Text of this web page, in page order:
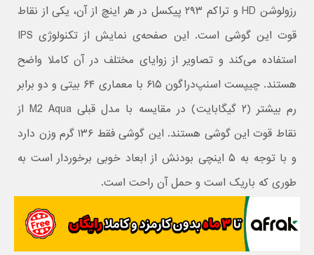
رزولوشن HD و تراکم ۲۹۳ پیکسل در هر اینچ از آن، یکی از نقاط
قوت این گوشی است. این صفحه‌ی نمایش از تکنولوژی IPS
استفاده می‌کند و تصاویر از زوایای مختلف در آن کاملا واضح
هستند. چیپست اسنپ‌دراگون ۶۱۵ با معماری ۶۴ بیتی و دو برابر
رم بیشتر (۲ گیگابایت) در مقایسه با مدل قبلی M2 Aqua از
نقاط قوت این گوشی هستند. این گوشی فقط ۱۳۶ گرم وزن دارد
و با توجه به ۵ اینچی بودنش از ابعاد خوبی برخوردار است به
طوری که باریک است و حمل آن راحت است.